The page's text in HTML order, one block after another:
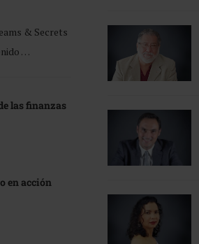
& Secrets
…
las finanzas
en acción